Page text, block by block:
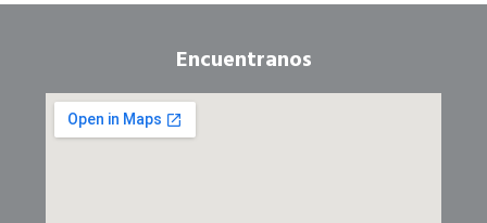
Encuentranos